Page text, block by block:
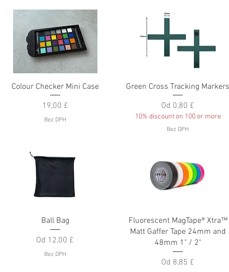
Rychlý náhled
Colour Checker Mini Case
Cena
19,00 £
Bez DPH
Rychlý náhled
Green Cross Tracking Markers
Od 0,80 £
Zvýhodněná cena
10% discount on 100 or more
Bez DPH
Rychlý náhled
Ball Bag
Od 12,00 £
Zvýhodněná cena
Bez DPH
Rychlý náhled
Fluorescent MagTape® Xtra™
Matt Gaffer Tape 24mm and
48mm 1" / 2"
Od 8,85 £
Zvýhodněná cena